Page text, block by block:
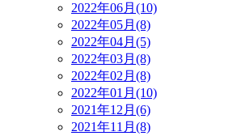
2022年06月(10)
2022年05月(8)
2022年04月(5)
2022年03月(8)
2022年02月(8)
2022年01月(10)
2021年12月(6)
2021年11月(8)